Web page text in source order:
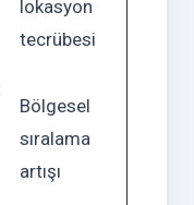
lokasyon
tecrübesi
Bölgesel
sıralama
artışı